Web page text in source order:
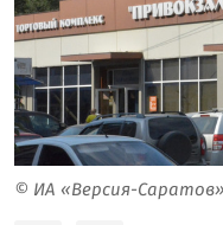
© ИА «Версия-Саратов»